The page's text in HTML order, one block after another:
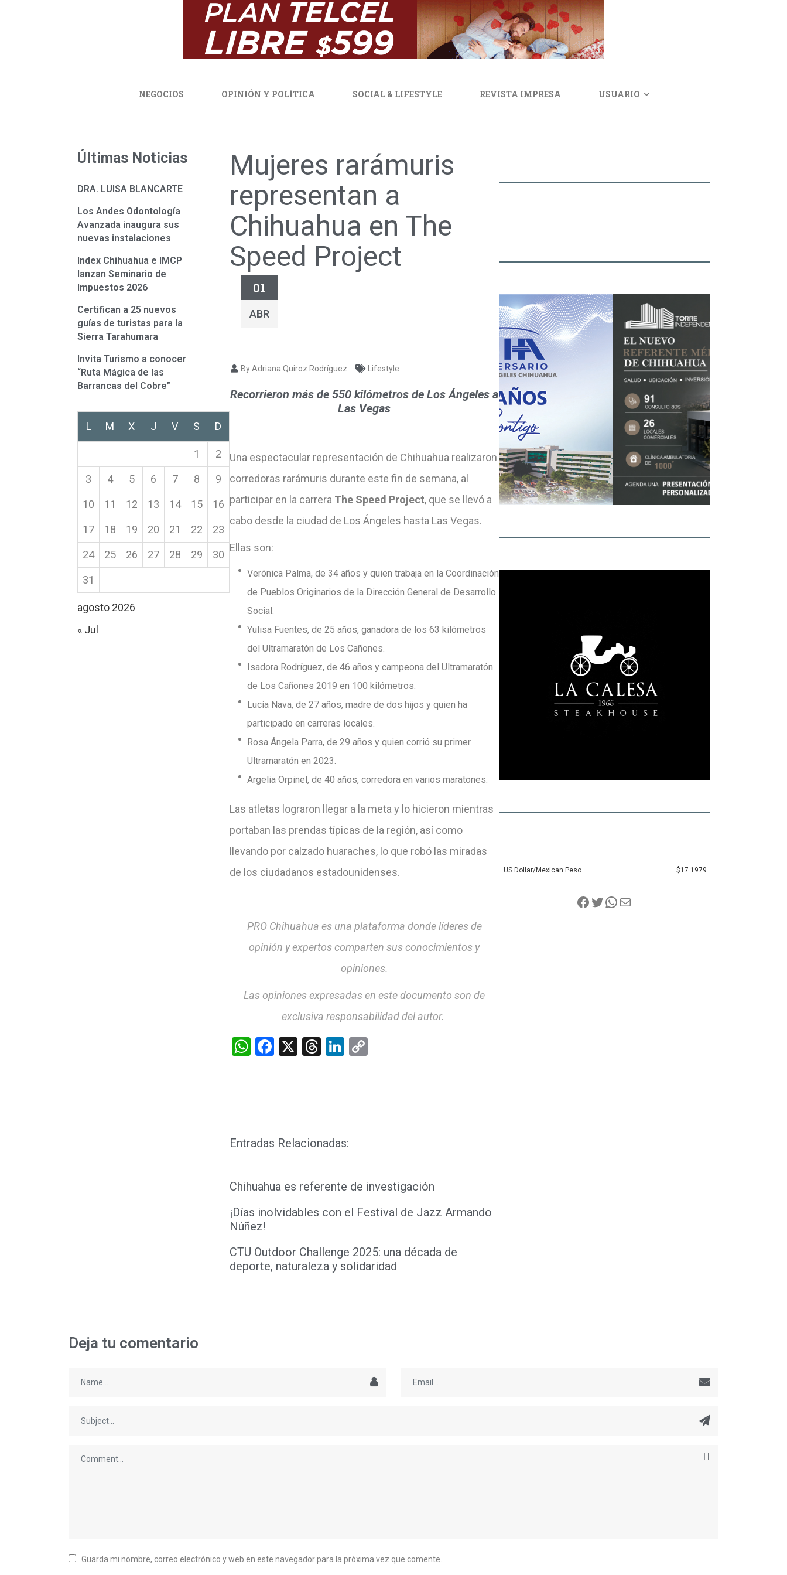
NEGOCIOS OPINIÓN Y POLÍTICA SOCIAL & LIFESTYLE REVISTA IMPRESA USUARIO
Últimas Noticias
DRA. LUISA BLANCARTE
Los Andes Odontología
Avanzada inaugura sus
nuevas instalaciones
Index Chihuahua e IMCP
lanzan Seminario de
Impuestos 2026
Certifican a 25 nuevos
guías de turistas para la
Sierra Tarahumara
Invita Turismo a conocer
“Ruta Mágica de las
Barrancas del Cobre”
agosto 2026
L M X J V S D
1 2
3 4 5 6 7 8 9
10 11 12 13 14 15 16
17 18 19 20 21 22 23
24 25 26 27 28 29 30
31
« Jul
Mujeres rarámuris
representan a
Chihuahua en The
Speed Project
01
ABR
By Adriana Quiroz Rodríguez Lifestyle
Recorrieron más de 550 kilómetros de Los Ángeles a
Las Vegas
Una espectacular representación de Chihuahua realizaron
corredoras rarámuris durante este fin de semana, al
participar en la carrera The Speed Project, que se llevó a
cabo desde la ciudad de Los Ángeles hasta Las Vegas.
Ellas son:
Verónica Palma, de 34 años y quien trabaja en la Coordinación
de Pueblos Originarios de la Dirección General de Desarrollo
Social.
Yulisa Fuentes, de 25 años, ganadora de los 63 kilómetros
del Ultramaratón de Los Cañones.
Isadora Rodríguez, de 46 años y campeona del Ultramaratón
de Los Cañones 2019 en 100 kilómetros.
Lucía Nava, de 27 años, madre de dos hijos y quien ha
participado en carreras locales.
Rosa Ángela Parra, de 29 años y quien corrió su primer
Ultramaratón en 2023.
Argelia Orpinel, de 40 años, corredora en varios maratones.
Las atletas lograron llegar a la meta y lo hicieron mientras
portaban las prendas típicas de la región, así como
llevando por calzado huaraches, lo que robó las miradas
de los ciudadanos estadounidenses.
PRO Chihuahua es una plataforma donde líderes de
opinión y expertos comparten sus conocimientos y
opiniones.
Las opiniones expresadas en este documento son de
exclusiva responsabilidad del autor.
WhatsApp
Facebook
X Threads
LinkedIn
Entradas Relacionadas:
Chihuahua es referente de investigación
¡Días inolvidables con el Festival de Jazz Armando
Núñez!
CTU Outdoor Challenge 2025: una década de
deporte, naturaleza y solidaridad
US Dollar/Mexican Peso $17.1979
Deja tu comentario
Guarda mi nombre, correo electrónico y web en este navegador para la próxima vez que comente.